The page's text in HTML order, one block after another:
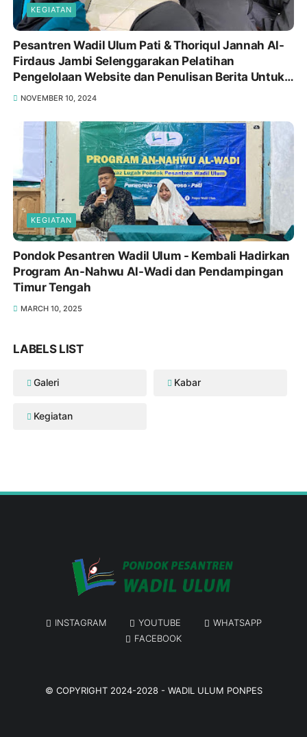
KEGIATAN
Pesantren Wadil Ulum Pati & Thoriqul Jannah Al-
Firdaus Jambi Selenggarakan Pelatihan
Pengelolaan Website dan Penulisan Berita Untuk
Para Pengurus
NOVEMBER 10, 2024
KEGIATAN
Pondok Pesantren Wadil Ulum - Kembali Hadirkan
Program An-Nahwu Al-Wadi dan Pendampingan
Timur Tengah
MARCH 10, 2025
LABELS LIST
Galeri Kabar
Kegiatan
INSTAGRAM YOUTUBE
WHATSAPP
FACEBOOK
© COPYRIGHT 2024-2028 - WADIL ULUM PONPES